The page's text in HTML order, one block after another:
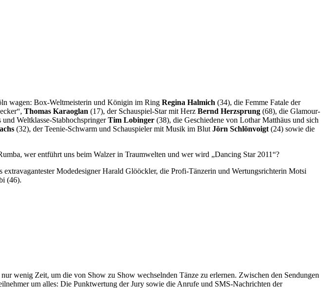
wagen: Box-Weltmeisterin und Königin im Ring Regina Halmich (34), die Femme Fatale der
Thomas Karaoglan (17), der Schauspiel-Star mit Herz Bernd Herzsprung (68), die Glamour-
und Weltklasse-StabhochspringerTim Lobinger (38), die Geschiedene von Lothar Matthäus und sich
(32), der Teenie-Schwarm und Schauspieler mit Musik im Blut Jörn Schlönvoigt (24) sowie die
wer entführt uns beim Walzer in Traumwelten und wer wird „Dancing Star 2011“?
Modedesigner Harald Glööckler, die Profi-Tänzerin und Wertungsrichterin Motsi
(46).
wenig Zeit, um die von Show zu Show wechselnden Tänze zu erlernen. Zwischen den Sendungen
um alles: Die Punktwertung der Jury sowie die Anrufe und SMS-Nachrichten der